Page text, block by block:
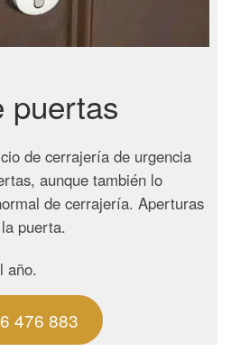
puertas
de cerrajería de urgencia
aunque también lo
de cerrajería. Aperturas
puerta.
año.
476 883